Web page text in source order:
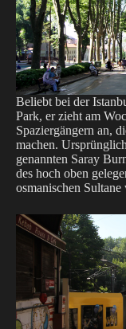
Beliebt bei der
Park, er zieht am
Spaziergängern an,
machen.
genannten Saray
des hoch oben
osmanischen